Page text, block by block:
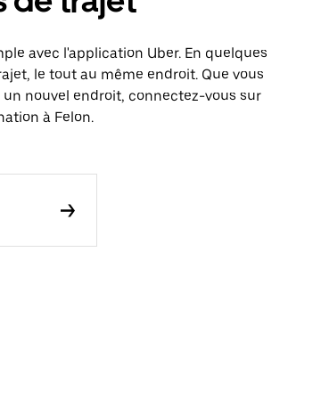
avec l'application Uber. En quelques
le tout au même endroit. Que vous
nouvel endroit, connectez-vous sur
à Felon.